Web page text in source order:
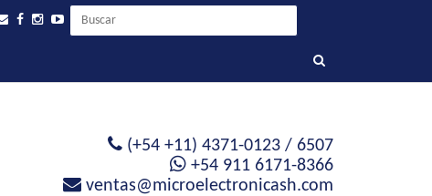
(+54 +11) 4371-0123 / 6507
+54 911 6171-8366
ventas@microelectronicash.com